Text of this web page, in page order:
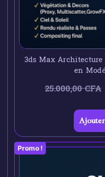
3ds Max
en
25.000,00CFA
Promo !